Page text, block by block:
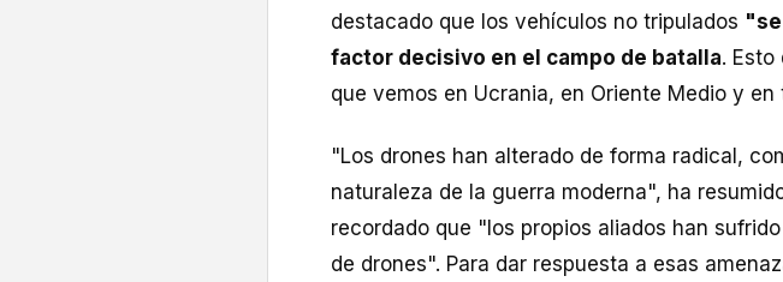
destacado que los vehículos no tripulados
factor decisivo en el campo de batalla. Esto
que vemos en Ucrania, en Oriente Medio y en
"Los drones han alterado de forma radical,
naturaleza de la guerra moderna", ha
recordado que "los propios aliados han
de drones". Para dar respuesta a esas